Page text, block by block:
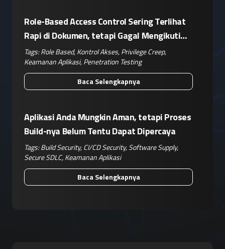
Role-Based Access Control Sering Terlihat
Rapi di Dokumen, tetapi Gagal Mengikuti
Operasional Nyata
Tags:Role Based,Kontrol Akses,Privilege Creep,
Keamanan Aplikasi,Penetration Testing
Baca Selengkapnya
Aplikasi Anda Mungkin Aman, tetapi Proses
Build-nya Belum Tentu Dapat Dipercaya
Tags:Build Security,CI/CD Security,Software Supply,
Secure SDLC,Keamanan Aplikasi
Baca Selengkapnya